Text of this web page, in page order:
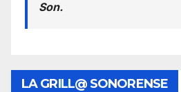
Son.
LA GRILL@ SONORENSE